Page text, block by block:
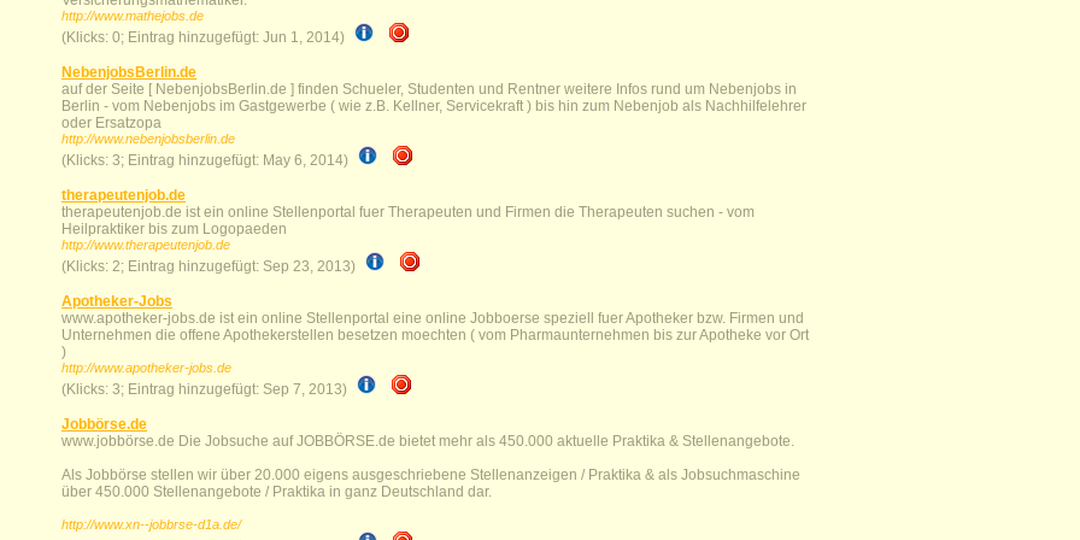
http://www.mathejobs.de
(Klicks: 0; Eintrag hinzugefügt: Jun 1, 2014)
NebenjobsBerlin.de
auf der Seite [ NebenjobsBerlin.de ] finden Schueler, Studenten und Rentner weitere Infos rund um Nebenjobs in
Berlin - vom Nebenjobs im Gastgewerbe ( wie z.B. Kellner, Servicekraft ) bis hin zum Nebenjob als Nachhilfelehrer
oder Ersatzopa
http://www.nebenjobsberlin.de
(Klicks: 3; Eintrag hinzugefügt: May 6, 2014)
therapeutenjob.de
therapeutenjob.de ist ein online Stellenportal fuer Therapeuten und Firmen die Therapeuten suchen - vom
Heilpraktiker bis zum Logopaeden
http://www.therapeutenjob.de
(Klicks: 2; Eintrag hinzugefügt: Sep 23, 2013)
Apotheker-Jobs
www.apotheker-jobs.de ist ein online Stellenportal eine online Jobboerse speziell fuer Apotheker bzw. Firmen und
Unternehmen die offene Apothekerstellen besetzen moechten ( vom Pharmaunternehmen bis zur Apotheke vor Ort
)
http://www.apotheker-jobs.de
(Klicks: 3; Eintrag hinzugefügt: Sep 7, 2013)
Jobbörse.de
www.jobbörse.de Die Jobsuche auf JOBBÖRSE.de bietet mehr als 450.000 aktuelle Praktika & Stellenangebote.
Als Jobbörse stellen wir über 20.000 eigens ausgeschriebene Stellenanzeigen / Praktika & als Jobsuchmaschine
über 450.000 Stellenangebote / Praktika in ganz Deutschland dar.
http://www.xn--jobbrse-d1a.de/